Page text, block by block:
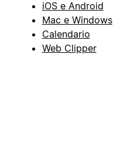
iOS e Android
Mac e Windows
Calendario
Web Clipper